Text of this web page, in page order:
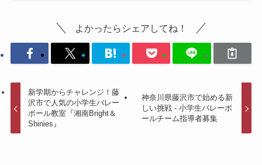
よかったらシェアしてね！
新学期からチャレンジ！藤
沢市で人気の小学生バレー
ボール教室『湘南Bright＆
Shinies』
神奈川県藤沢市で始める新
しい挑戦 - 小学生バレーボ
ールチーム指導者募集